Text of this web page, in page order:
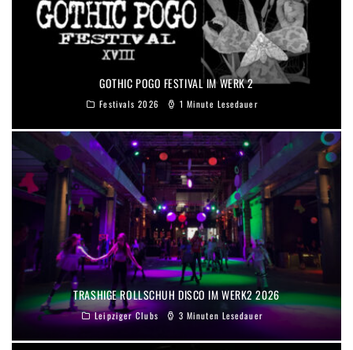
GOTHIC POGO FESTIVAL IM WERK 2
Festivals 2026 1 Minute Lesedauer
TRASHIGE ROLLSCHUH DISCO IM WERK2 2026
Leipziger Clubs 3 Minuten Lesedauer